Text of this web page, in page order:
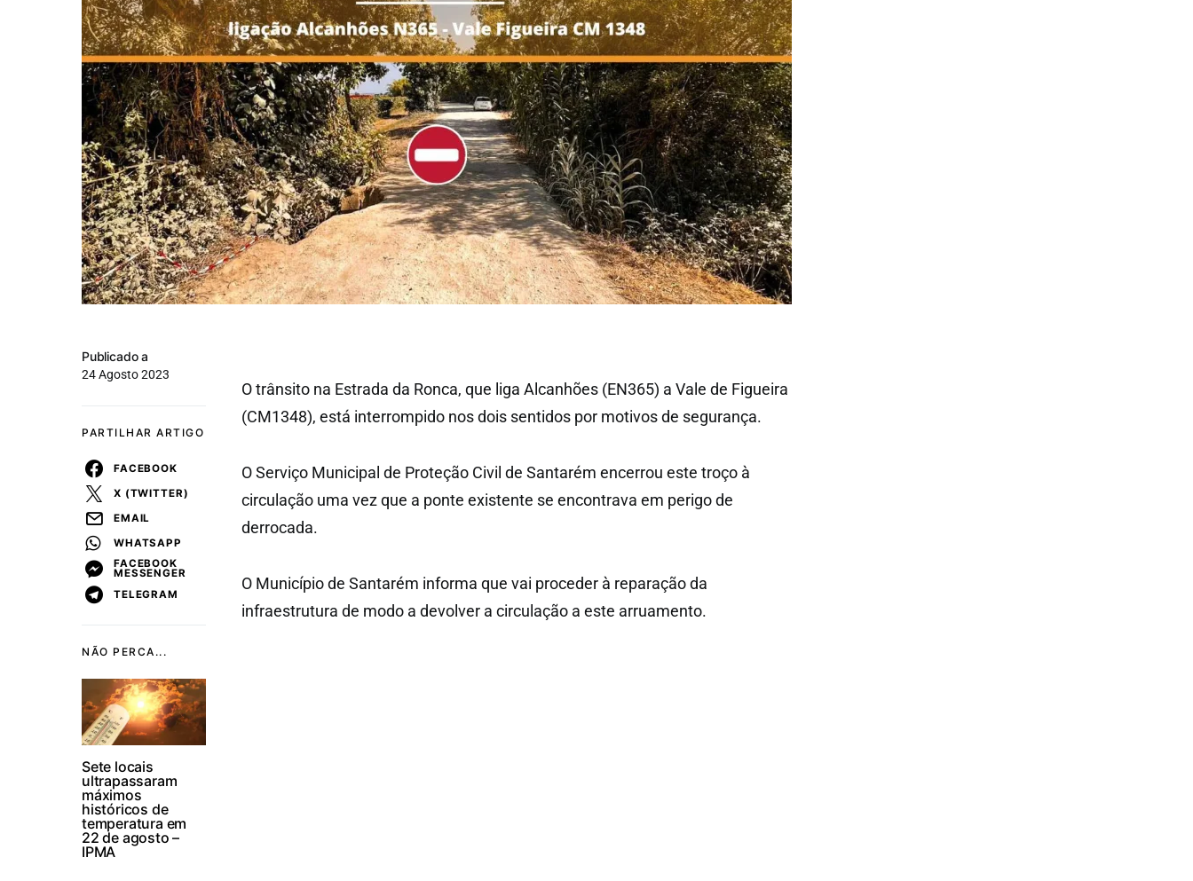
NÃO PERCA...
Sete locais
ultrapassaram
máximos
históricos de
temperatura em
22 de agosto –
IPMA
Publicado a
24 Agosto 2023
PARTILHAR ARTIGO
FACEBOOK
X (TWITTER)
EMAIL
WHATSAPP
FACEBOOK
MESSENGER
TELEGRAM
O trânsito na Estrada da Ronca, que liga Alcanhões (EN365) a Vale de Figueira
(CM1348), está interrompido nos dois sentidos por motivos de segurança.
O Serviço Municipal de Proteção Civil de Santarém encerrou este troço à
circulação uma vez que a ponte existente se encontrava em perigo de
derrocada.
O Município de Santarém informa que vai proceder à reparação da
infraestrutura de modo a devolver a circulação a este arruamento.